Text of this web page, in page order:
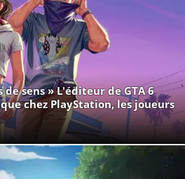
de sens » L'éditeur de GTA 6
chez PlayStation, les joueurs